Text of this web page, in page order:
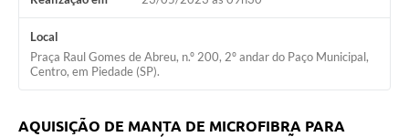
Local
Praça Raul Gomes de Abreu, n.º 200, 2º andar do Paço Municipal,
Centro, em Piedade (SP).
AQUISIÇÃO DE MANTA DE MICROFIBRA PARA